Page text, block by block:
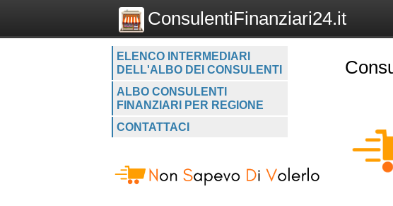
ConsulentiFinanziari24.it
ELENCO INTERMEDIARI
DELL'ALBO DEI CONSULENTI
ALBO CONSULENTI
FINANZIARI PER REGIONE
CONTATTACI